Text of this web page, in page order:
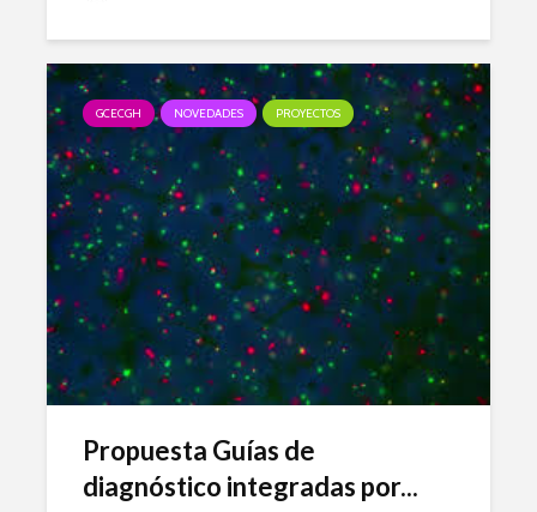
GCECGH NOVEDADES PROYECTOS
Propuesta Guías de
diagnóstico integradas por...